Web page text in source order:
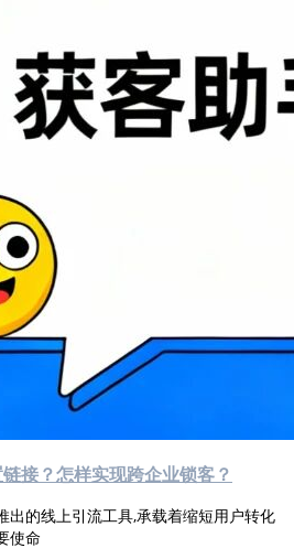
接？怎样实现跨企业锁客？
出的线上引流工具,承载着缩短用户转化
使命